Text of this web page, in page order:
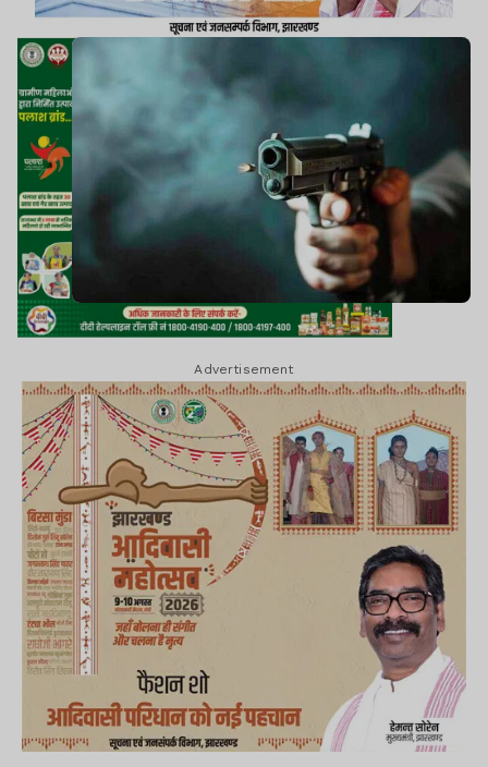
Advertisement